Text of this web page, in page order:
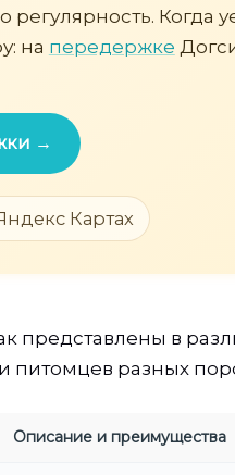
Когда
на передержке
→
Картах
представлены в
питомцев разных
Описание и преимущества